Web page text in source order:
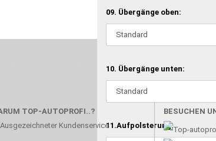
09. Übergänge oben:
10. Übergänge unten:
11.Aufpolsterung:
Ergebnis zu erzielen, verwenden wir hochwertige
TOP-AUTOPROFI..?
Kundenservice
BESUCHEN